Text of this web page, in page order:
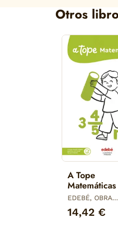
Otros
A Tope
EDEBÉ, OBRA
14,42 €